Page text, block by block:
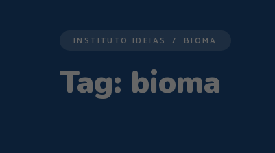
INSTITUTO IDEIAS BIOMA
Tag: bioma